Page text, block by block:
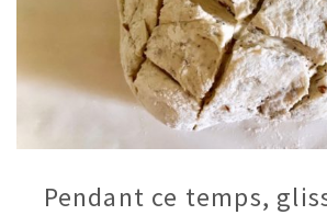
Pendant ce temps,